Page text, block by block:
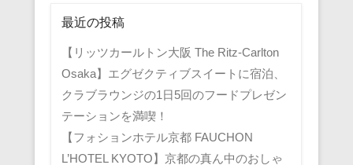
最近の投稿
【リッツカールトン大阪 The Ritz-Carlton
Osaka】エグゼクティブスイートに宿泊、
クラブラウンジの1日5回のフードプレゼン
テーションを満喫！
【フォションホテル京都 FAUCHON
L’HOTEL KYOTO】京都の真ん中のおしゃ